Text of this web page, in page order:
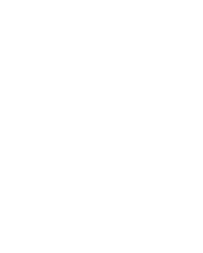
প্রু জেরী